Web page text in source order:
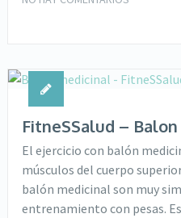
FitneSSalud –
El ejercicio con balón
músculos del cuerpo
balón medicinal son muy
entrenamiento con pesas.